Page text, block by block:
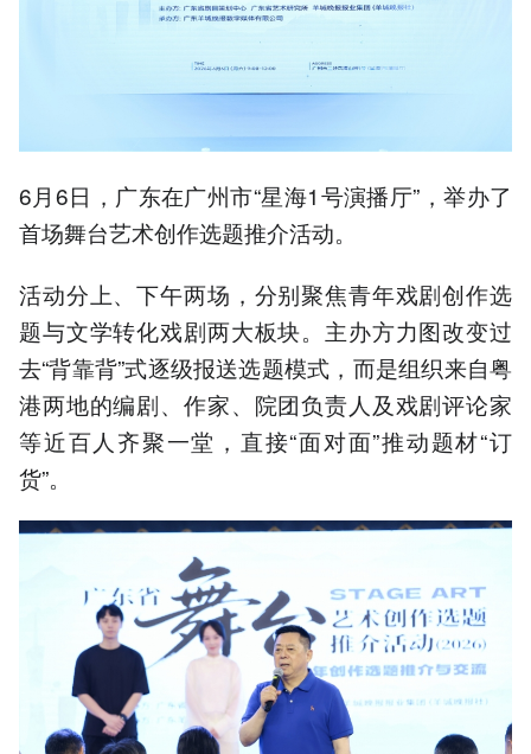
6月6日，广东在广州市“星海1号演播厅”，举办了
首场舞台艺术创作选题推介活动。
活动分上、下午两场，分别聚焦青年戏剧创作选
题与文学转化戏剧两大板块。主办方力图改变过
去“背靠背”式逐级报送选题模式，而是组织来自粤
港两地的编剧、作家、院团负责人及戏剧评论家
等近百人齐聚一堂，直接“面对面”推动题材“订
货”。